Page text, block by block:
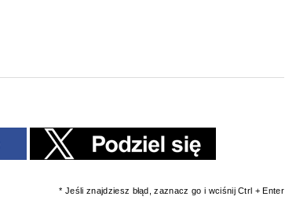
* Jeśli znajdziesz błąd, zaznacz go i wciśnij Ctrl + Enter